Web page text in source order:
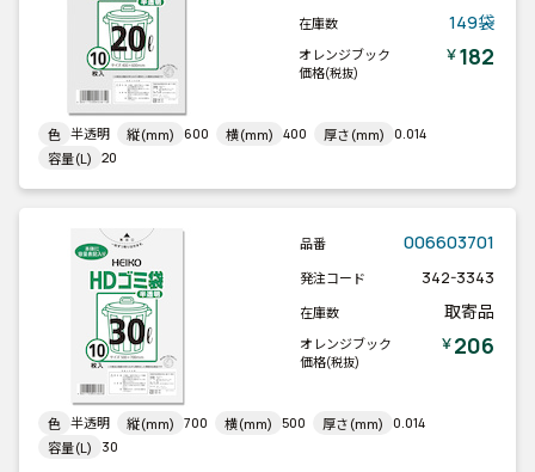
在庫数 149袋
オレンジブック
価格(税抜)
￥182
色 半透明 縦(mm) 600 横(mm) 400 厚さ(mm) 0.014
容量(L) 20
品番 006603701
発注コード 342-3343
在庫数 取寄品
オレンジブック
価格(税抜)
￥206
色 半透明 縦(mm) 700 横(mm) 500 厚さ(mm) 0.014
容量(L)
30